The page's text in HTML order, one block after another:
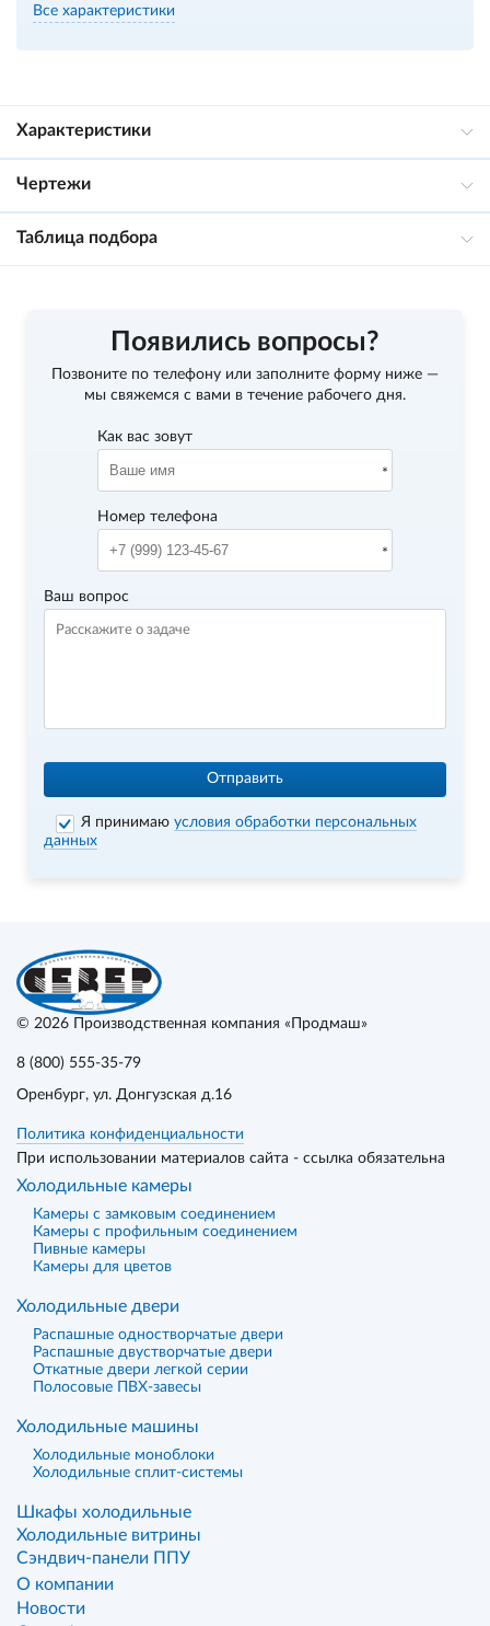
Все характеристики
Характеристики
Чертежи
Таблица подбора
Появились вопросы?
Позвоните по телефону или заполните форму ниже —
мы свяжемся с вами в течение рабочего дня.
Как вас зовут
Номер телефона
Ваш вопрос
Отправить
Я принимаюусловия обработки персональных
данных
© 2026 Производственная компания «Продмаш»
8 (800) 555-35-79
Оренбург, ул. Донгузская д.16
Политика конфиденциальности
При использовании материалов сайта - ссылка обязательна
Холодильные камеры
Камеры с замковым соединением
Камеры с профильным соединением
Пивные камеры
Камеры для цветов
Холодильные двери
Распашные одностворчатые двери
Распашные двустворчатые двери
Откатные двери легкой серии
Полосовые ПВХ-завесы
Холодильные машины
Холодильные моноблоки
Холодильные сплит-системы
Шкафы холодильные
Холодильные витрины
Сэндвич-панели ППУ
О компании
Новости